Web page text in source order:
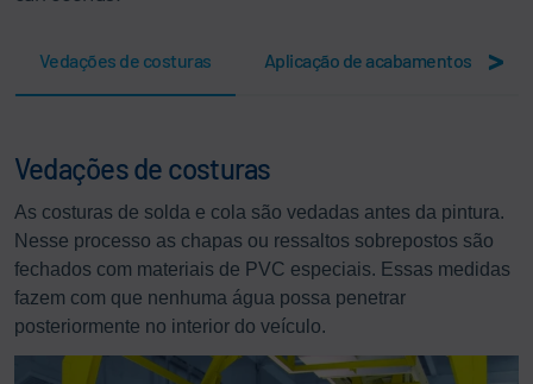
Vedações de costuras Aplicação de acabamentos de>
Vedações de costuras
As costuras de solda e cola são vedadas antes da pintura.
Nesse processo as chapas ou ressaltos sobrepostos são
fechados com materiais de PVC especiais. Essas medidas
fazem com que nenhuma água possa penetrar
posteriormente no interior do veículo.